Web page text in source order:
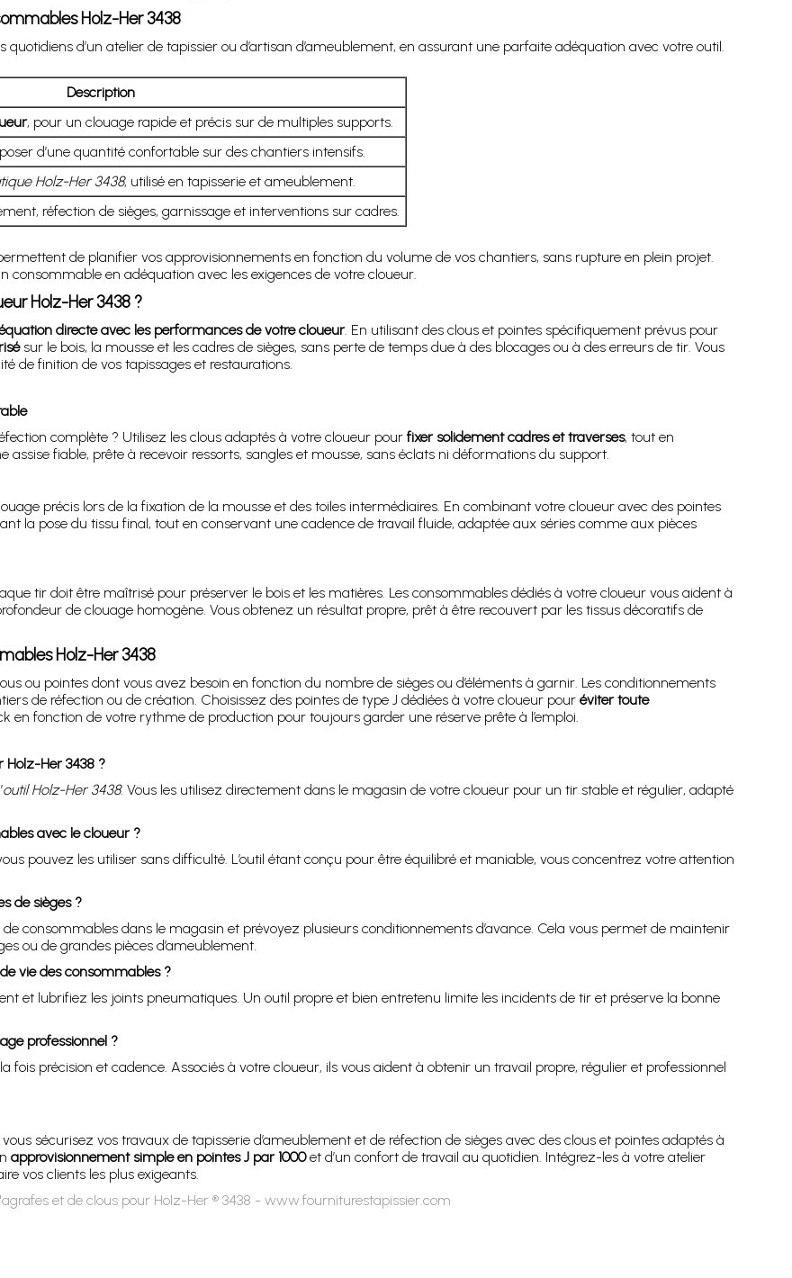
Holz-Her 3438
d’un atelier de tapissier ou d’artisan d’ameublement, en assurant une parfaite adéquation avec votre outil.
Description
, pour un clouage rapide et précis sur de multiples supports.
d’une quantité confortable sur des chantiers intensifs.
Holz-Her 3438, utilisé en tapisserie et ameublement.
réfection de sièges, garnissage et interventions sur cadres.
de planifier vos approvisionnements en fonction du volume de vos chantiers, sans rupture en plein projet.
en adéquation avec les exigences de votre cloueur.
Holz-Her 3438 ?
directe avec les performances de votre cloueur. En utilisant des clous et pointes spécifiquement prévus pour
sur le bois, la mousse et les cadres de sièges, sans perte de temps due à des blocages ou à des erreurs de tir. Vous
de finition de vos tapissages et restaurations.
complète ? Utilisez les clous adaptés à votre cloueur pour fixer solidement cadres et traverses, tout en
fiable, prête à recevoir ressorts, sangles et mousse, sans éclats ni déformations du support.
précis lors de la fixation de la mousse et des toiles intermédiaires. En combinant votre cloueur avec des pointes
la pose du tissu final, tout en conservant une cadence de travail fluide, adaptée aux séries comme aux pièces
tir doit être maîtrisé pour préserver le bois et les matières. Les consommables dédiés à votre cloueur vous aident à
de clouage homogène. Vous obtenez un résultat propre, prêt à être recouvert par les tissus décoratifs de
Holz-Her 3438
ou pointes dont vous avez besoin en fonction du nombre de sièges ou d’éléments à garnir. Les conditionnements
de réfection ou de création. Choisissez des pointes de type J dédiées à votre cloueur pour éviter toute
fonction de votre rythme de production pour toujours garder une réserve prête à l’emploi.
Her 3438 ?
outil Holz-Her 3438. Vous les utilisez directement dans le magasin de votre cloueur pour un tir stable et régulier, adapté
avec le cloueur ?
pouvez les utiliser sans difficulté. L’outil étant conçu pour être équilibré et maniable, vous concentrez votre attention
de sièges ?
consommables dans le magasin et prévoyez plusieurs conditionnements d’avance. Cela vous permet de maintenir
ou de grandes pièces d’ameublement.
vie des consommables ?
et lubrifiez les joints pneumatiques. Un outil propre et bien entretenu limite les incidents de tir et préserve la bonne
professionnel ?
fois précision et cadence. Associés à votre cloueur, ils vous aident à obtenir un travail propre, régulier et professionnel
sécurisez vos travaux de tapisserie d’ameublement et de réfection de sièges avec des clous et pointes adaptés à
approvisionnement simple en pointes J par 1000et d’un confort de travail au quotidien. Intégrez-les à votre atelier
vos clients les plus exigeants.
et de clous pour Holz-Her ® 3438 - www.fourniturestapissier.com